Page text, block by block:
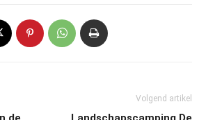
Volgend artikel